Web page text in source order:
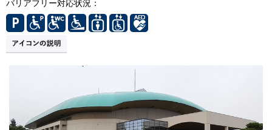
バリアフリー対応状況：